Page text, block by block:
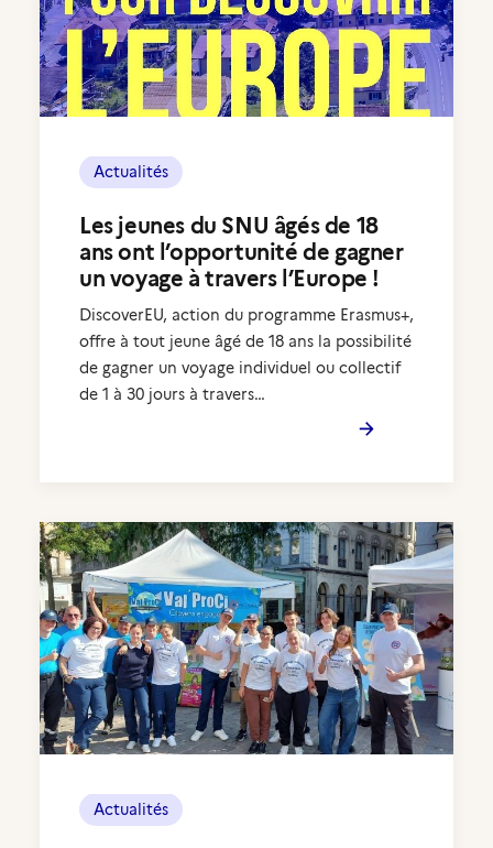
Actualités
Les jeunes du SNU âgés de 18
ans ont l’opportunité de gagner
un voyage à travers l’Europe !
DiscoverEU, action du programme Erasmus+,
offre à tout jeune âgé de 18 ans la possibilité
de gagner un voyage individuel ou collectif
de 1 à 30 jours à travers…
Actualités